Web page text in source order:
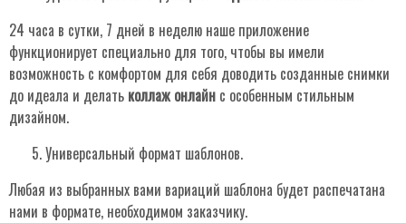
24 часа в сутки, 7 дней в неделю наше приложение
функционирует специально для того, чтобы вы имели
возможность с комфортом для себя доводить созданные снимки
до идеала и делать коллаж онлайн с особенным стильным
дизайном.
Универсальный формат шаблонов.
Любая из выбранных вами вариаций шаблона будет распечатана
нами в формате, необходимом заказчику.